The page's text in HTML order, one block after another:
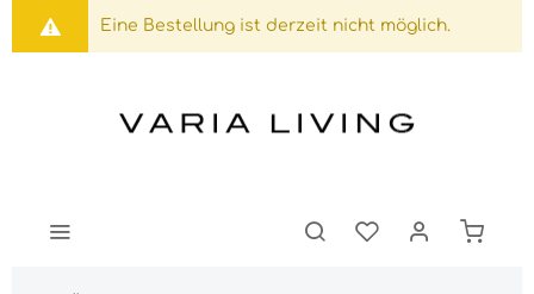
Eine Bestellung ist derzeit nicht möglich.